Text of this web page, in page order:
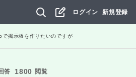
ログイン 新規登録
で掲示板を作りたいのですが
答 1800 閲覧